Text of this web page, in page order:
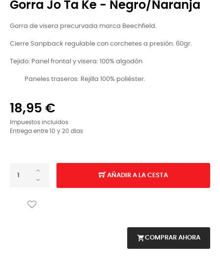
Gorra Jo Ta Ke - Negro/Naranja
Gorra de visera precurvada marca Beechfield.
Cierre Sanpback regulable con corchetes a presión. 60gr.
Tejido: Panel frontal y visera: 100% algodón
Paneles traseros: Rejilla 100% poliéster.
18,95 €
Impuestos incluidos
Entrega entre 10 y 20 días
AÑADIR A LA CESTA
shopping_cartCOMPRAR AHORA